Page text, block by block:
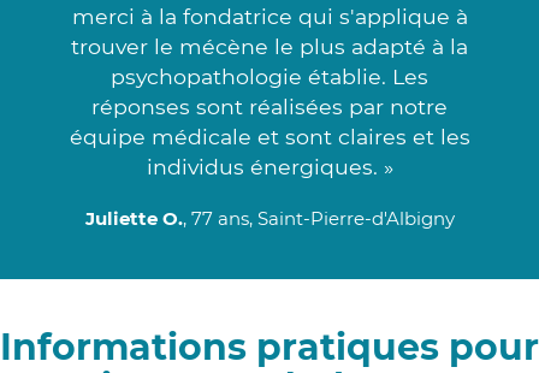
merci à la fondatrice qui s'applique à
trouver le mécène le plus adapté à la
psychopathologie établie. Les
réponses sont réalisées par notre
équipe médicale et sont claires et les
individus énergiques. »
Juliette O., 77 ans, Saint-Pierre-d'Albigny
Informations pratiques pour